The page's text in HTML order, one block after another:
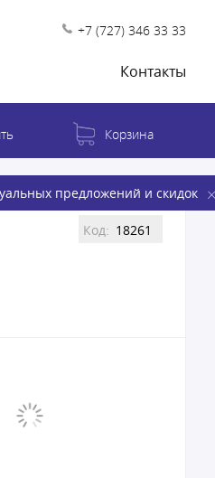
+7 (727) 346 33 33
Контакты
предложений и скидок
Корзина
Код: 18261